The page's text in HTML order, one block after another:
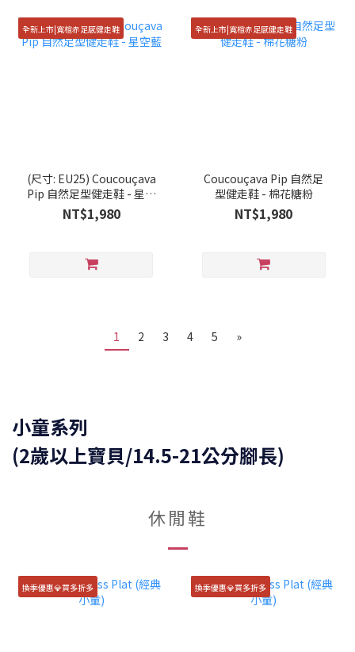
全新上市|寬楦赤足感健走鞋
(尺寸: EU25) Coucouçava
Pip 自然足型健走鞋 - 星空
藍
NT$1,980
全新上市|寬楦赤足感健走鞋
Coucouçava Pip 自然足
型健走鞋 - 棉花糖粉
NT$1,980
1 2 3 4 5 »
小童系列
(2歲以上寶貝/14.5-21公分腳長)
休閒鞋
換季優惠💎買多折多 換季優惠💎買多折多